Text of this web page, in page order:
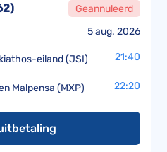
5 aug. 2026
) Geannuleerd
eiland (JSI) 21:40
Malpensa (MXP) 22:20